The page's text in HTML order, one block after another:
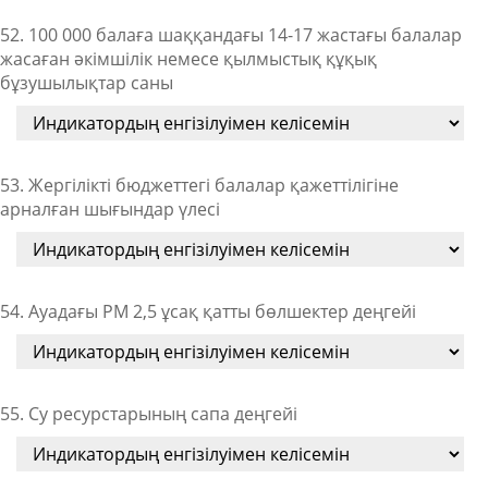
52. 100 000 балаға шаққандағы 14-17 жастағы балалар
жасаған әкімшілік немесе қылмыстық құқық
бұзушылықтар саны
53. Жергілікті бюджеттегі балалар қажеттілігіне
арналған шығындар үлесі
54. Ауадағы PM 2,5 ұсақ қатты бөлшектер деңгейі
55. Су ресурстарының сапа деңгейі